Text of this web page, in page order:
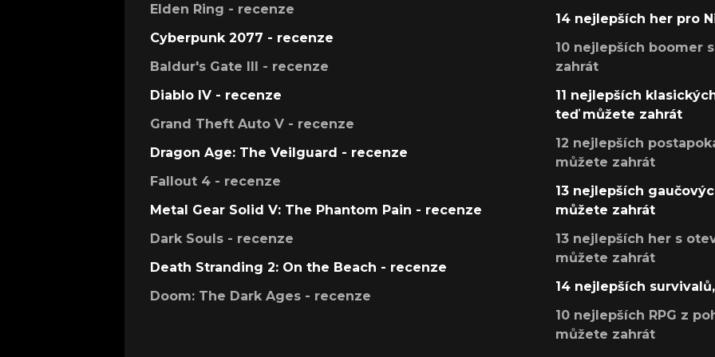
Elden Ring - recenze
Cyberpunk 2077 - recenze
Baldur's Gate III - recenze
Diablo IV - recenze
Grand Theft Auto V - recenze
Dragon Age: The Veilguard - recenze
Fallout 4 - recenze
Metal Gear Solid V: The Phantom Pain - recenze
Dark Souls - recenze
Death Stranding 2: On the Beach - recenze
Doom: The Dark Ages - recenze
14 nejlepších her pro
10 nejlepších boomer
zahrát
11 nejlepších
teď můžete zahrát
12 nejlepších
můžete zahrát
13 nejlepších
můžete zahrát
13 nejlepších her s
můžete zahrát
14 nejlepších
10 nejlepších RPG z
můžete zahrát